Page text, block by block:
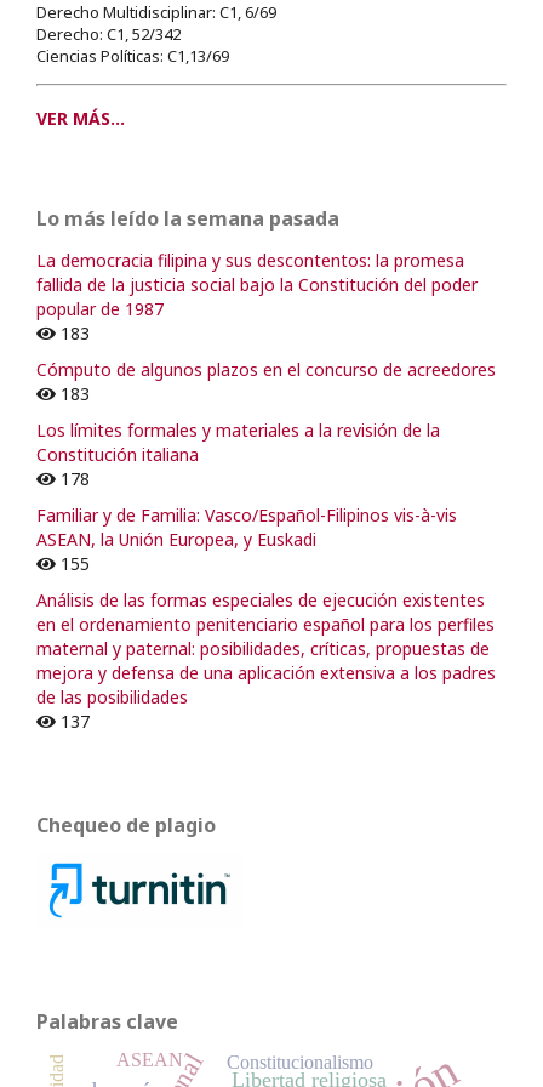
Derecho Multidisciplinar: C1, 6/69
Derecho: C1, 52/342
Ciencias Políticas: C1,13/69
VER MÁS...
Lo más leído la semana pasada
La democracia filipina y sus descontentos: la promesa
fallida de la justicia social bajo la Constitución del poder
popular de 1987
183
Cómputo de algunos plazos en el concurso de acreedores
183
Los límites formales y materiales a la revisión de la
Constitución italiana
178
Familiar y de Familia: Vasco/Español-Filipinos vis-à-vis
ASEAN, la Unión Europea, y Euskadi
155
Análisis de las formas especiales de ejecución existentes
en el ordenamiento penitenciario español para los perfiles
maternal y paternal: posibilidades, críticas, propuestas de
mejora y defensa de una aplicación extensiva a los padres
de las posibilidades
137
Chequeo de plagio
Palabras clave
Libertad religiosa
Constitucionalismo
ASEAN